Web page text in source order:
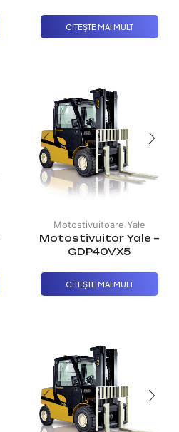
CITEȘTE MAI MULT
Motostivuitoare Yale
Motostivuitor Yale –
GDP40VX5
CITEȘTE MAI MULT